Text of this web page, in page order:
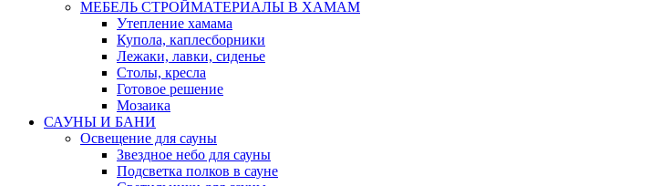
МЕБЕЛЬ СТРОЙМАТЕРИАЛЫ В ХАМАМ
Утепление хамама
Купола, каплесборники
Лежаки, лавки, сиденье
Столы, кресла
Готовое решение
Мозаика
САУНЫ И БАНИ
Освещение для сауны
Звездное небо для сауны
Подсветка полков в сауне